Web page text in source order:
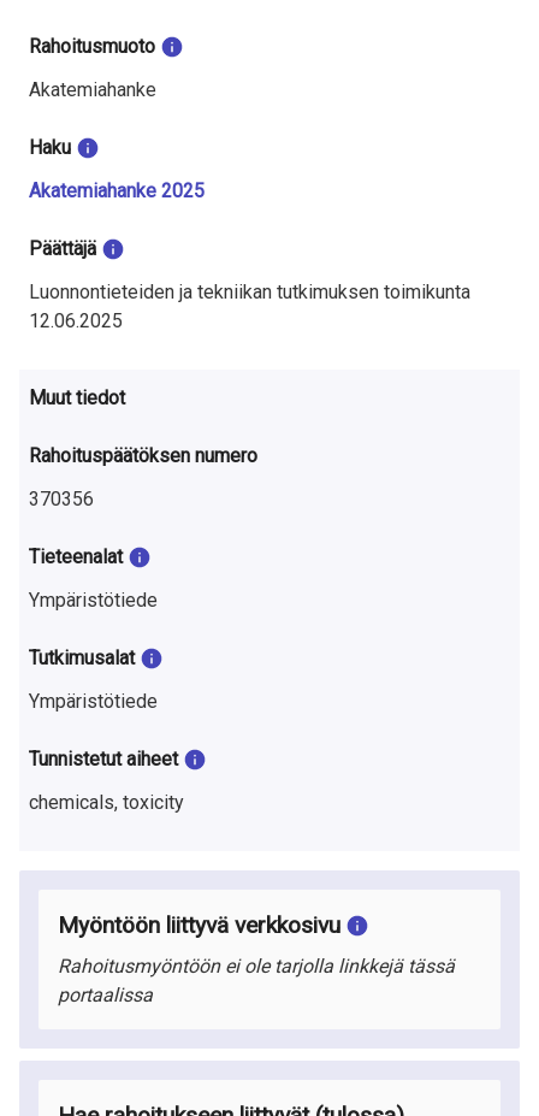
Rahoitusmuoto
Akatemiahanke
Haku
Akatemiahanke 2025
Päättäjä
Luonnontieteiden ja tekniikan tutkimuksen toimikunta
12.06.2025
Muut tiedot
Rahoituspäätöksen numero
370356
Tieteenalat
Ympäristötiede
Tutkimusalat
Ympäristötiede
Tunnistetut aiheet
chemicals, toxicity
Myöntöön liittyvä verkkosivu
Rahoitusmyöntöön ei ole tarjolla linkkejä tässä
portaalissa